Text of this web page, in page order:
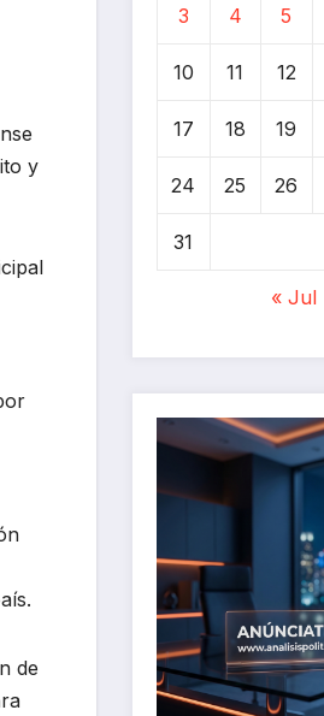
y
de
3 4 5
10 11 12
17 18 19
24 25 26
31
« Jul